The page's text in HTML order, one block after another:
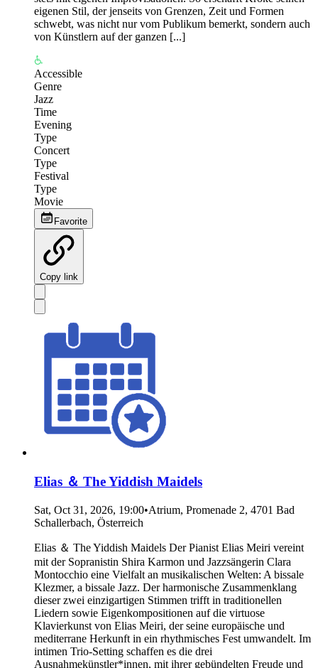
eigenen Stil, der jenseits von Grenzen, Zeit und Formen
schwebt, was nicht nur vom Publikum bemerkt, sondern auch
von Künstlern auf der ganzen [...]
Accessible
Genre
Jazz
Time
Evening
Type
Concert
Type
Festival
Type
Movie
Favorite
Copy link
Elias ＆ The Yiddish Maidels
Sat, Oct 31, 2026, 19:00•Atrium, Promenade 2, 4701 Bad
Schallerbach, Österreich
Elias ＆ The Yiddish Maidels Der Pianist Elias Meiri vereint
mit der Sopranistin Shira Karmon und Jazzsängerin Clara
Montocchio eine Vielfalt an musikalischen Welten: A bissale
Klezmer, a bissale Jazz. Der harmonische Zusammenklang
dieser zwei einzigartigen Stimmen trifft in traditionellen
Liedern sowie Eigenkompositionen auf die virtuose
Klavierkunst von Elias Meiri, der seine europäische und
mediterrane Herkunft in ein rhythmisches Fest umwandelt. Im
intimen Trio-Setting schaffen es die drei
Ausnahmekünstler*innen, mit ihrer gebündelten Freude und